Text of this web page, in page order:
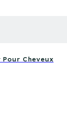
Cheveux